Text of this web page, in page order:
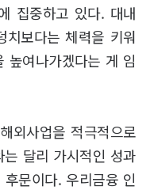
집중하고 있다. 대내
보다는 체력을 키워
높여나가겠다는 게 임
외사업을 적극적으로
달리 가시적인 성과
문이다. 우리금융 인